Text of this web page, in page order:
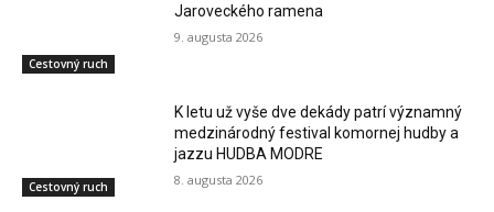
Cestovný ruch
Jaroveckého ramena
9. augusta 2026
Cestovný ruch
K letu už vyše dve dekády patrí významný
medzinárodný festival komornej hudby a
jazzu HUDBA MODRE
8. augusta 2026